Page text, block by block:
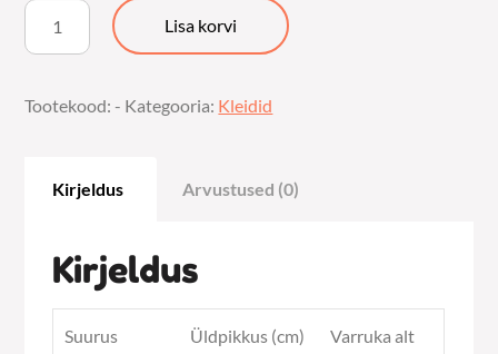
Blueberry
punane
kogus
Lisa korvi
Tootekood:- Kategooria: Kleidid
Kirjeldus Arvustused (0)
Kirjeldus
Suurus Üldpikkus (cm)
Varruka alt